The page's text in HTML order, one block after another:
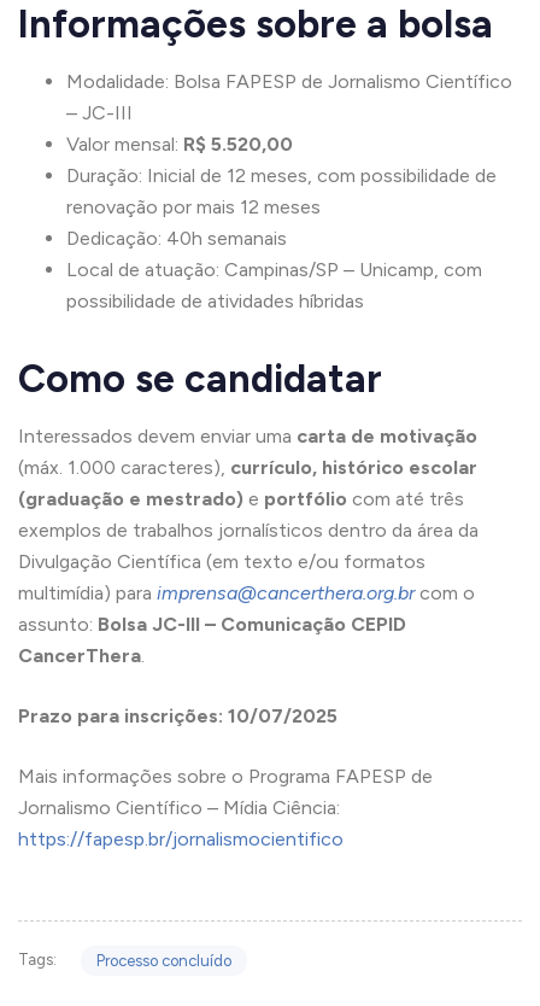
Informações sobre a bolsa
Modalidade: Bolsa FAPESP de Jornalismo Científico
– JC-III
Valor mensal: R$ 5.520,00
Duração: Inicial de 12 meses, com possibilidade de
renovação por mais 12 meses
Dedicação: 40h semanais
Local de atuação: Campinas/SP – Unicamp, com
possibilidade de atividades híbridas
Como se candidatar
Interessados devem enviar uma carta de motivação
(máx. 1.000 caracteres), currículo, histórico escolar
(graduação e mestrado) e portfólio com até três
exemplos de trabalhos jornalísticos dentro da área da
Divulgação Científica (em texto e/ou formatos
multimídia) para imprensa@cancerthera.org.brcom o
assunto: Bolsa JC-III – Comunicação CEPID
CancerThera.
Prazo para inscrições: 10/07/2025
Mais informações sobre o Programa FAPESP de
Jornalismo Científico – Mídia Ciência:
https://fapesp.br/jornalismocientifico
Tags: Processo concluído